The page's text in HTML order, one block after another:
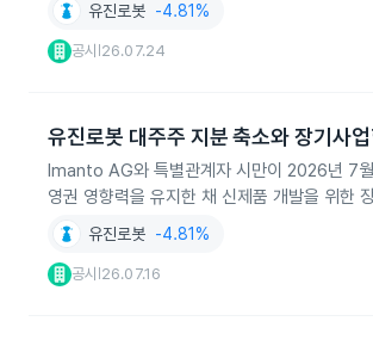
유진로봇 -4.81%
공시 26.07.24
유진로봇 대주주 지분 축소와 장기사
Imanto AG와 특별관계자 시만이 2026년 7
영권 영향력을 유지한 채 신제품 개발을 위한
유진로봇 -4.81%
공시 26.07.16